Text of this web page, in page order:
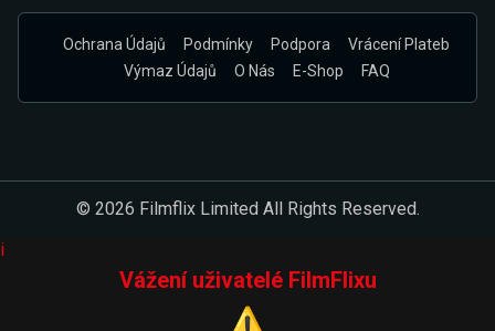
Ochrana Údajů Podmínky Podpora
Vrácení Plateb
Výmaz Údajů
O Nás E-Shop FAQ
© 2026 Filmflix Limited All Rights Reserved.
i
Vážení uživatelé FilmFlixu